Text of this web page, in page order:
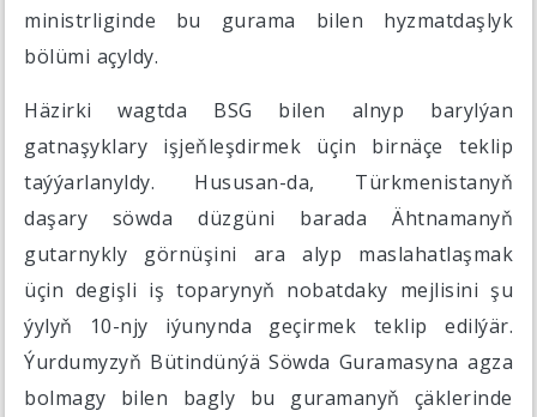
ministrliginde bu gurama bilen hyzmatdaşlyk
bölümi açyldy.
Häzirki wagtda BSG bilen alnyp barylýan
gatnaşyklary işjeňleşdirmek üçin birnäçe teklip
taýýarlanyldy. Hususan-da, Türkmenistanyň
daşary söwda düzgüni barada Ähtnamanyň
gutarnykly görnüşini ara alyp maslahatlaşmak
üçin degişli iş toparynyň nobatdaky mejlisini şu
ýylyň 10-njy iýunynda geçirmek teklip edilýär.
Ýurdumyzyň Bütindünýä Söwda Guramasyna agza
bolmagy bilen bagly bu guramanyň çäklerinde